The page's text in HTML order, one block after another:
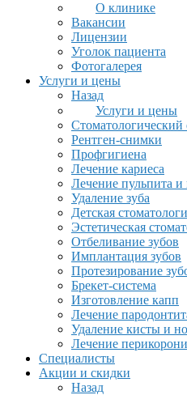
О клинике
Вакансии
Лицензии
Уголок пациента
Фотогалерея
Услуги и цены
Назад
Услуги и цены
Стоматологический
Рентген-снимки
Профгигиена
Лечение кариеса
Лечение пульпита и
Удаление зуба
Детская
Эстетическая
Отбеливание зубов
Имплантация зубов
Протезирование
Брекет-система
Изготовление капп
Лечение
Удаление кисты и
Лечение
Специалисты
Акции и скидки
Назад